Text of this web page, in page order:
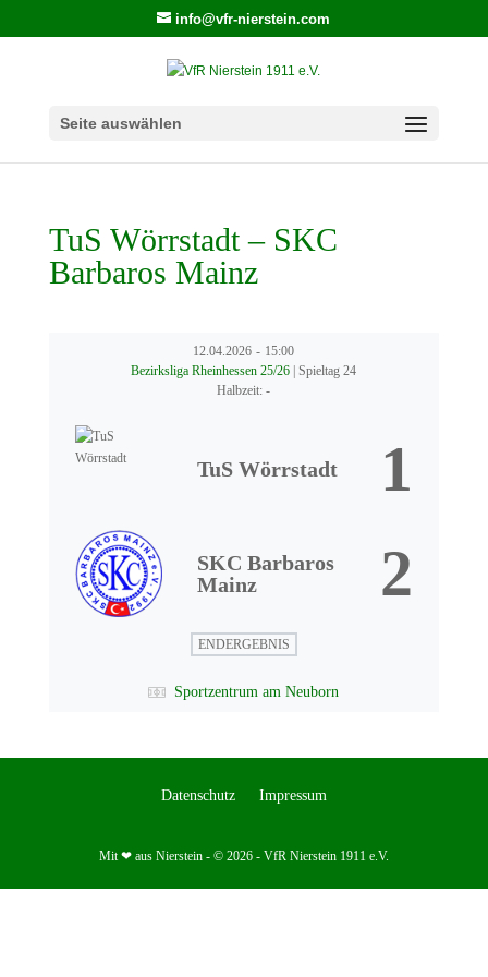
info@vfr-nierstein.com
Seite auswählen
TuS Wörrstadt – SKC
Barbaros Mainz
12.04.2026 - 15:00
Bezirksliga Rheinhessen 25/26 | Spieltag 24
Halbzeit: -
TuS Wörrstadt 1
SKC Barbaros
Mainz
2
ENDERGEBNIS
Sportzentrum am Neuborn
Datenschutz Impressum
Mit ❤ aus Nierstein - © 2026 - VfR Nierstein 1911 e.V.